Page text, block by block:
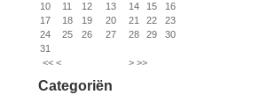
<< < > >>
10
11 12 13 14 15
16
17
18 19 20 21 22
23
24
25 26 27 28 29
30
31
Categoriën